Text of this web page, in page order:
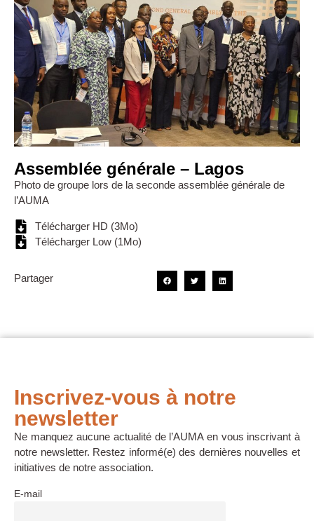
Assemblée générale – Lagos
Photo de groupe lors de la seconde assemblée générale de
l’AUMA
Télécharger HD (3Mo)
Télécharger Low (1Mo)
Partager
Inscrivez-vous à notre
newsletter
Ne manquez aucune actualité de l’AUMA en vous inscrivant à
notre newsletter. Restez informé(e) des dernières nouvelles et
initiatives de notre association.
E-mail